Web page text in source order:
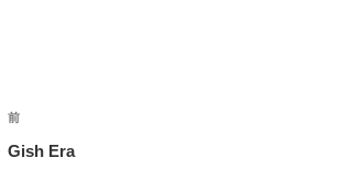
投
稿
前
の
前
Gish Era